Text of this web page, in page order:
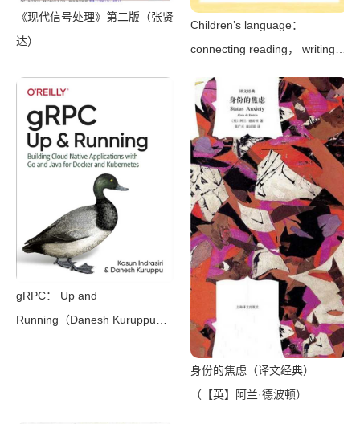
《现代信号处理》第二版（张贤
达）
Children’s language：
connecting reading， writing，
Lindfors）（Teachers College
Press 2008）
gRPC： Up and
Running（Danesh Kuruppu，
身份的焦虑（译文经典）
（【英】阿兰·德波顿）